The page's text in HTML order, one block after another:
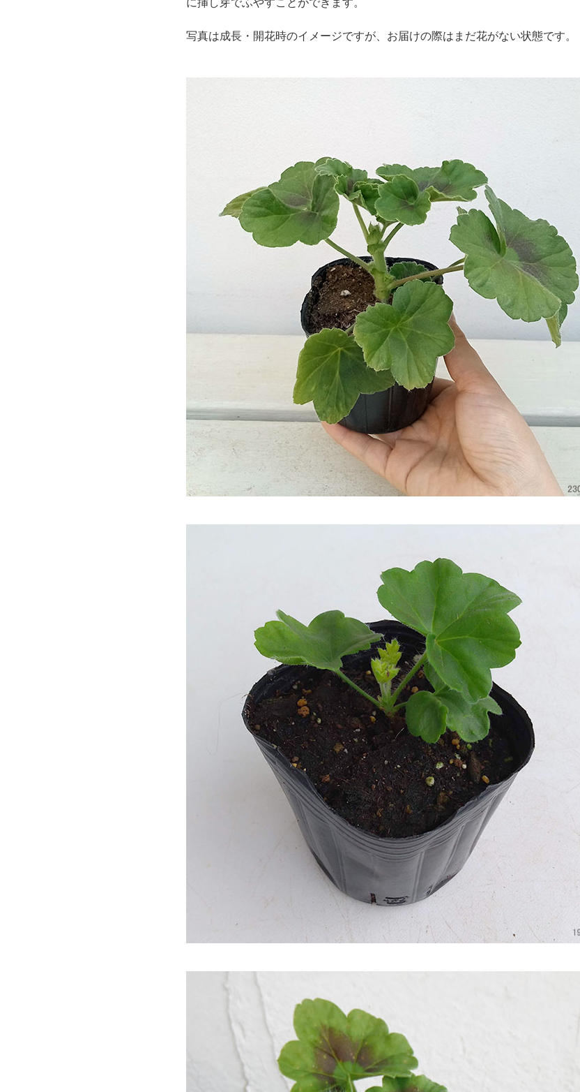
写真は成長・開花時のイメージですが、お届けの際はまだ花がない状態です。